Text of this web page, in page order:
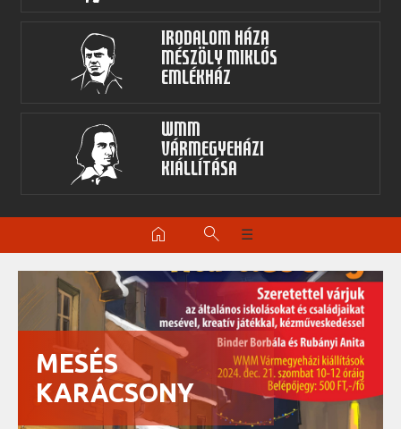
Irodalom Háza
Mészöly Miklós
Emlékház
WMM
Vármegyeházi
kiállítása
home search ☰
MESÉS
KARÁCSONY